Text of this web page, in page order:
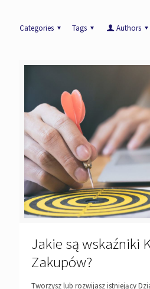
Categories Tags Authors
Jakie są wskaźniki
Zakupów?
Tworzysz lub rozwijasz istniejący